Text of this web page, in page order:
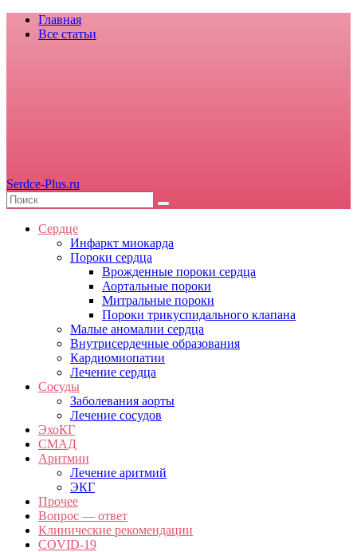
Главная
Все статьи
Serdce-Plus.ru
Сердце
Инфаркт миокарда
Пороки сердца
Врожденные пороки сердца
Аортальные пороки
Митральные пороки
Пороки трикуспидального клапана
Малые аномалии сердца
Внутрисердечные образования
Кардиомиопатии
Лечение сердца
Сосуды
Заболевания аорты
Лечение сосудов
ЭхоКГ
СМАД
Аритмии
Лечение аритмий
ЭКГ
Прочее
Вопрос — ответ
Клинические рекомендации
COVID-19